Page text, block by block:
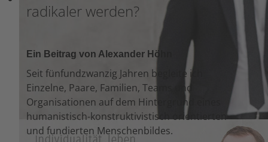
radikaler werden?
Ein Beitrag von Alexander Höhn
Seit fünfundzwanzig Jahren begleite ich
Einzelne, Paare, Familien, Teams und
Organisationen auf dem Hintergrund eines
humanistisch-konstruktivistisch orientierten
und fundierten Menschenbildes.